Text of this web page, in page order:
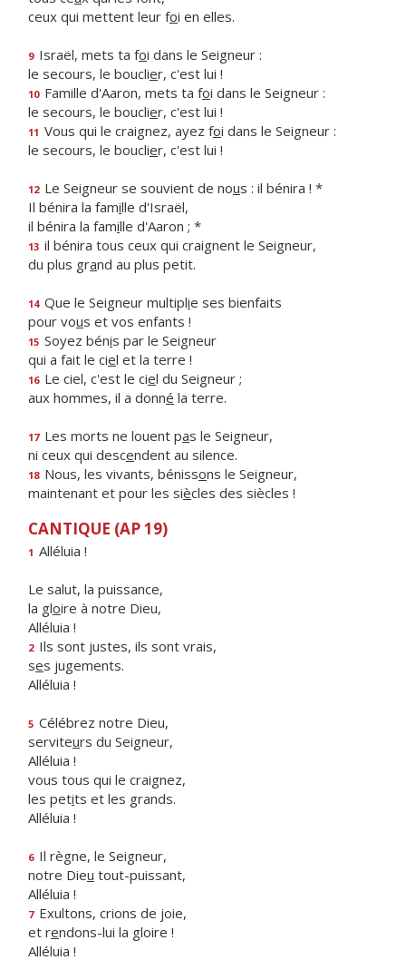
ceux qui mettent leur foi en elles.
9 Israël, mets ta foi dans le Seigneur :
le secours, le bouclier, c'est lui !
10 Famille d'Aaron, mets ta foi dans le Seigneur :
le secours, le bouclier, c'est lui !
11 Vous qui le craignez, ayez foi dans le Seigneur :
le secours, le bouclier, c'est lui !
12 Le Seigneur se souvient de nous : il bénira ! *
Il bénira la famille d'Israël,
il bénira la famille d'Aaron ; *
13 il bénira tous ceux qui craignent le Seigneur,
du plus grand au plus petit.
14 Que le Seigneur multiplie ses bienfaits
pour vous et vos enfants !
15 Soyez bénis par le Seigneur
qui a fait le ciel et la terre !
16 Le ciel, c'est le ciel du Seigneur ;
aux hommes, il a donné la terre.
17 Les morts ne louent pas le Seigneur,
ni ceux qui descendent au silence.
18 Nous, les vivants, bénissons le Seigneur,
maintenant et pour les siècles des siècles !
CANTIQUE (AP 19)
1 Alléluia !
Le salut, la puissance,
la gloire à notre Dieu,
Alléluia !
2 Ils sont justes, ils sont vrais,
ses jugements.
Alléluia !
5 Célébrez notre Dieu,
serviteurs du Seigneur,
Alléluia !
vous tous qui le craignez,
les petits et les grands.
Alléluia !
6 Il règne, le Seigneur,
notre Dieu tout-puissant,
Alléluia !
7 Exultons, crions de joie,
et rendons-lui la gloire !
Alléluia !